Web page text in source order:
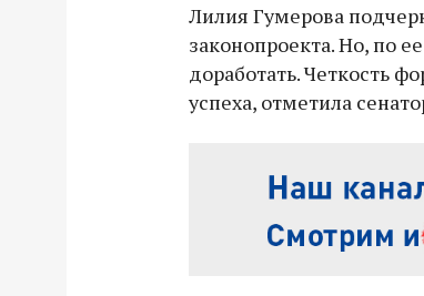
Лилия Гумерова
законопроекта. Но, по
доработать. Четкость
успеха, отметила